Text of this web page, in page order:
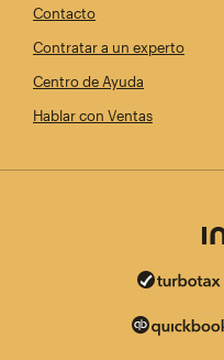
Contacto
Contratar a un experto
Centro de Ayuda
Hablar con Ventas